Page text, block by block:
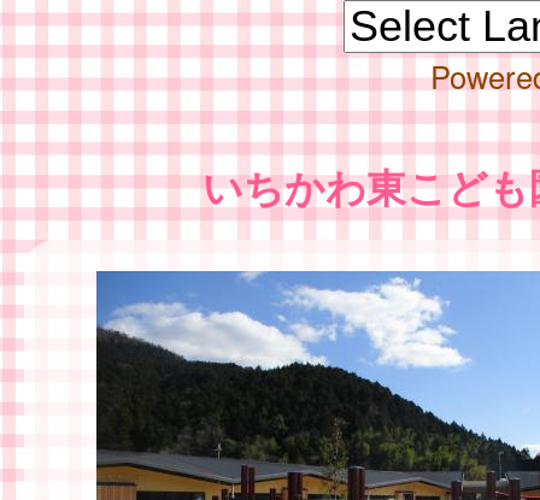
いちかわ東こども